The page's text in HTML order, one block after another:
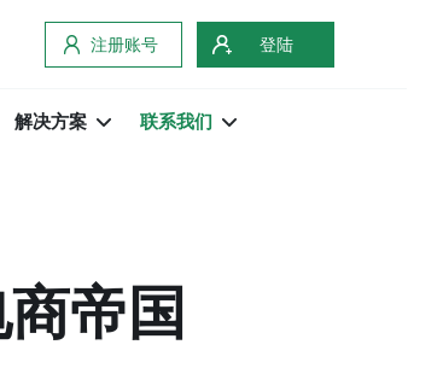
注册账号 登陆
解决方案 联系我们
帝国